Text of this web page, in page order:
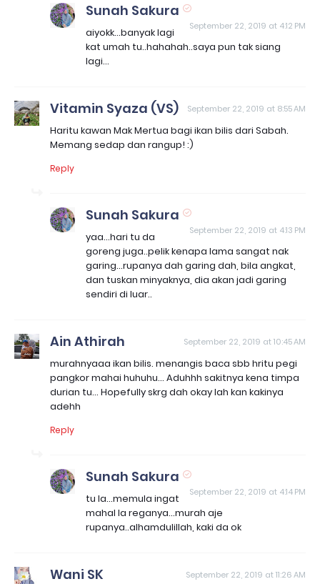
Sunah Sakura
September 22, 2019 at 4:12 PM
aiyokk...banyak lagi
kat umah tu..hahahah..saya pun tak siang
lagi...
Vitamin Syaza (VS) September 22, 2019 at 8:55 AM
Haritu kawan Mak Mertua bagi ikan bilis dari Sabah.
Memang sedap dan rangup! :)
Reply
Sunah Sakura
September 22, 2019 at 4:13 PM
yaa...hari tu da
goreng juga..pelik kenapa lama sangat nak
garing...rupanya dah garing dah, bila angkat,
dan tuskan minyaknya, dia akan jadi garing
sendiri di luar..
Ain Athirah September 22, 2019 at 10:45 AM
murahnyaaa ikan bilis. menangis baca sbb hritu pegi
pangkor mahai huhuhu... Aduhhh sakitnya kena timpa
durian tu... Hopefully skrg dah okay lah kan kakinya
adehh
Reply
Sunah Sakura
September 22, 2019 at 4:14 PM
tu la...memula ingat
mahal la reganya...murah aje
rupanya..alhamdulillah, kaki da ok
Wani SK September 22, 2019 at 11:26 AM